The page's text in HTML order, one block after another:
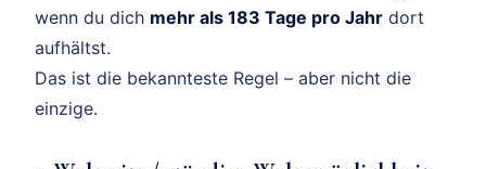
wenn du dich mehr als 183 Tage pro Jahr dort
aufhältst.
Das ist die bekannteste Regel – aber nicht die
einzige.